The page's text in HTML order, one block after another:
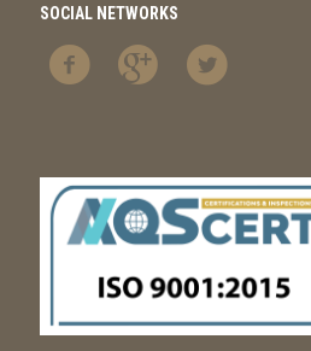
SOCIAL NETWORKS